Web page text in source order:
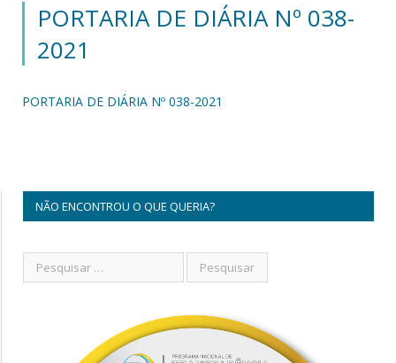
PORTARIA DE DIÁRIA Nº 038-
2021
PORTARIA DE DIÁRIA Nº 038-2021
NÃO ENCONTROU O QUE QUERIA?